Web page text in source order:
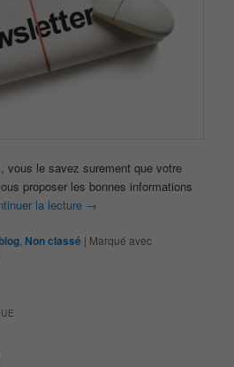
vous le savez surement que votre
proposer les bonnes informations
la lecture →
Non classé | Marqué avec